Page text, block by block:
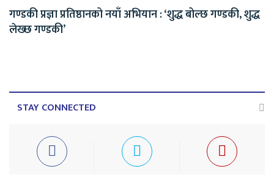
गण्डकी प्रज्ञा प्रतिष्ठानको नयाँ अभियान : ‘शुद्ध बोल्छ गण्डकी, शुद्ध
लेख्छ गण्डकी’
STAY CONNECTED